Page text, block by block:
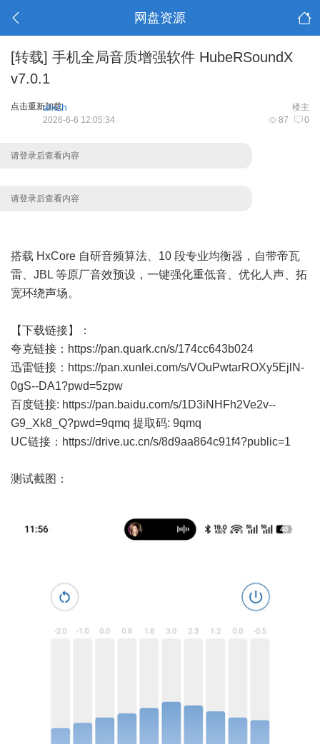
网盘资源
[转载] 手机全局音质增强软件 HubeRSoundX
v7.0.1
点击重新加载 楼主
afxzh
87 0
2026-6-6 12:05:34
请登录后查看内容
请登录后查看内容
搭载 HxCore 自研音频算法、10 段专业均衡器，自带帝瓦
雷、JBL 等原厂音效预设，一键强化重低音、优化人声、拓
宽环绕声场。
【下载链接】：
夸克链接： https://pan.quark.cn/s/174cc643b024
迅雷链接： https://pan.xunlei.com/s/VOuPwtarROXy5EjlN-
0gS--DA1?pwd=5zpw
百度链接: https://pan.baidu.com/s/1D3iNHFh2Ve2v--
G9_Xk8_Q?pwd=9qmq 提取码: 9qmq
UC链接： https://drive.uc.cn/s/8d9aa864c91f4?public=1
测试截图：